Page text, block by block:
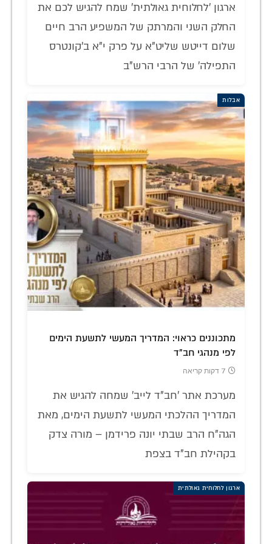
ארגון 'לחלוחית גאולתית' שמח להגיש לכם את
החלק השני והמרתק של המשפיע הרב חיים
שלום דייטש שליט"א על פרק י"א ב'קונטרס
התפילה' של הרבי הרש"ב
אבלות
מתכוננים כראוי: המדריך המעשי לתשעת הימים
לפי מנהגי חב"ד
7 דקות קריאה
מערכת אתר 'חב"ד לייב' שמחה להגיש את
המדריך ההלכתי המעשי לתשעת הימים, מאת
הגה"ח הרב שבתי יונה פרידמן – מורה צדק
בקהילת חב"ד בצפת
ארגון לחלוחית גאולתית